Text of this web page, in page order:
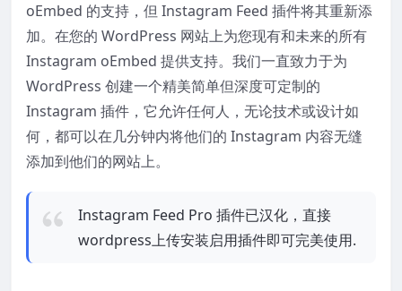
oEmbed 的支持，但 Instagram Feed 插件将其重新添
加。在您的 WordPress 网站上为您现有和未来的所有
Instagram oEmbed 提供支持。我们一直致力于为
WordPress 创建一个精美简单但深度可定制的
Instagram 插件，它允许任何人，无论技术或设计如
何，都可以在几分钟内将他们的 Instagram 内容无缝
添加到他们的网站上。
Instagram Feed Pro 插件已汉化，直接
wordpress上传安装启用插件即可完美使用.